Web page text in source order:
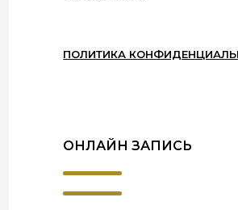
ПОЛИТИКА
ОНЛАЙН ЗАПИСЬ